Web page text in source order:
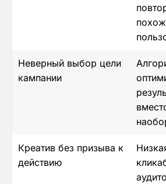
Неверный выбор цели
кампании
Креатив без призыва к
действию